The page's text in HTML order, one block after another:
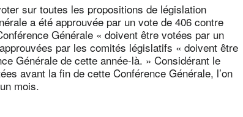
sur toutes les propositions de législation
a été approuvée par un vote de 406 contre
Générale « doivent être votées par un
par les comités législatifs « doivent être
Générale de cette année-là. » Considérant le
avant la fin de cette Conférence Générale, l’on
mois.